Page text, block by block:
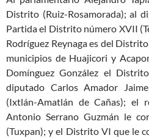
Distrito (Ruiz-Rosamorada); al
Partida el Distrito número XVII
Rodríguez Reynaga es del
municipios de Huajicori y
Domínguez González el
diputado Carlos Amador
(Ixtlán-Amatlán de Cañas); el
Antonio Serrano Guzmán le
(Tuxpan); y el Distrito VI que le